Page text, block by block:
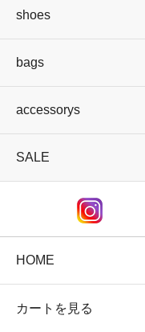
shoes
bags
accessorys
SALE
HOME
カートを見る